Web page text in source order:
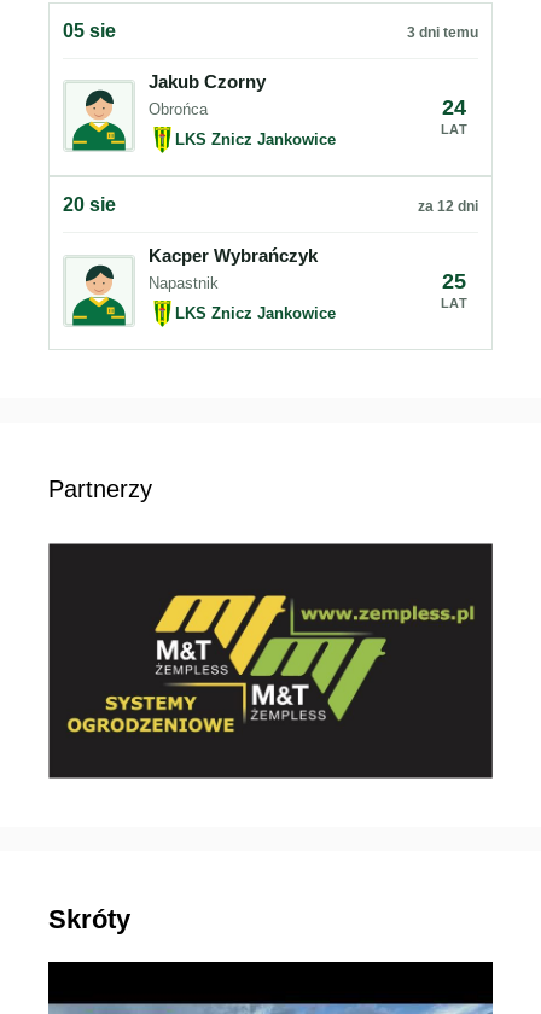
05 sie 3 dni temu
Jakub Czorny
Obrońca
LKS Znicz Jankowice
24
LAT
20 sie za 12 dni
Kacper Wybrańczyk
Napastnik
LKS Znicz Jankowice
25
LAT
Partnerzy
Skróty